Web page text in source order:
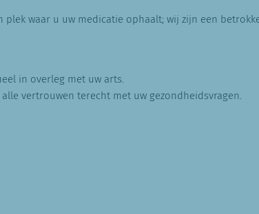
waar u uw medicatie ophaalt; wij zijn een
in overleg met uw arts.
vertrouwen terecht met uw gezondheidsvragen.